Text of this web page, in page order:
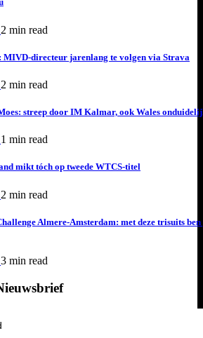
2 min read
MIVD-directeur jarenlang te volgen via Strava
2 min read
streep door IM Kalmar, ook Wales
1 min read
mikt tóch op tweede WTCS-titel
2 min read
Almere-Amsterdam: met deze trisuits ben
3 min read